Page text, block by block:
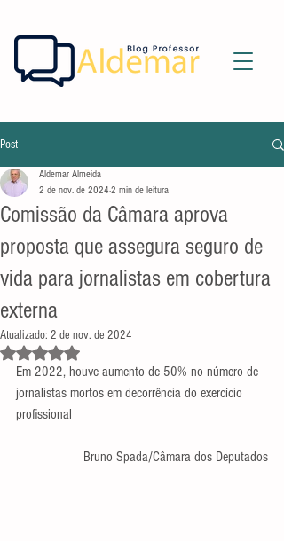
Post
Comissão da Câmara aprova
proposta que assegura seguro de
vida para jornalistas em cobertura
externa
Aldemar Almeida
2 de nov. de 2024 2 min de leitura
Atualizado: 2 de nov. de 2024
Avaliado com NaN de 5 estrelas.
Em 2022, houve aumento de 50% no número de
jornalistas mortos em decorrência do exercício
profissional
Bruno Spada/Câmara dos Deputados